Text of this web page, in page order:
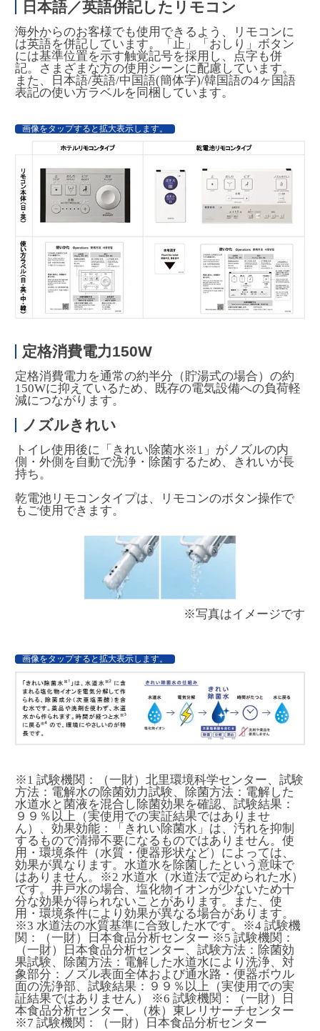
日本語／英語併記したリモコン
海外からのお客様でも使用できるよう、リモコンに
は英語を併記しています。「止」「おしり」ボタン
には基準位置を示す触覚記号を採用し、点字も併
記。さまざまな方の使用シーンに配慮しています。
また、日本語/英語/中国語(簡体字)/韓国語の4ヶ国語
表記の使い方ラベルを同梱しています。
画像をタップすると拡大表示します。
定格消費電力150W
定格消費電力を通常の約半分（貯湯式の場合）の約
150Wに抑えているため、既存の電気設備への負荷軽
減につながります。
ノズルきれい
※写真はイメージです
トイレ使用後に「きれい除菌水※1」がノズルの内
側・外側を自動で洗浄・除菌するため、きれいが長
持ち。
乾電池リモコンタイプは、リモコンのボタン操作で
もご使用できます。
画像をタップすると拡大表示します。
※1 試験機関：（一財）北里環境科学センター、試験
方法：電解水の除菌効力試験、除菌方法：電解した
水道水と菌液を混合し除菌効果を確認、試験結果：
９９％以上（実使用での実証結果ではありませ
ん）、効果効能：「きれい除菌水」は、汚れを抑制
するもので清掃不要になるものではありません。使
用・環境条件（水質・便器形状など）によっては、
効果が異なります。水道水を除菌したという意味で
はありません。※2 水道水（水道法で定められた水）
です。井戸水の場合、塩化物イオンが少ないため十
分な効果が得られないことがあります。また、使
用・環境条件により効果が異なる場合があります。
※3 水道法の水質基準に合致した水です。※4 試験機
関：（一財）日本食品分析センター ※5 試験機関：
（一財）日本食品分析センター、試験方法：除菌効
果試験、除菌方法：電解した水道水により洗浄、対
象部分：ノズル表面全体および通水路・便器ボウル
面の洗浄部、試験結果：９９％以上（実使用での実
証結果ではありません） ※6 試験機関：（一財）日
本食品分析センター、（株）東レリサーチセンター
※7 試験機関：（一財）日本食品分析センター